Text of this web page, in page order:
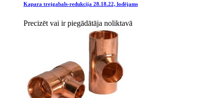
Kapara trejgabals-redukcija 28.18.22, lodējams
Precizēt vai ir piegādātāja noliktavā